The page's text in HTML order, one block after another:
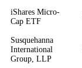
iShares Micro-
Cap ETF
Susquehanna
International
Group, LLP